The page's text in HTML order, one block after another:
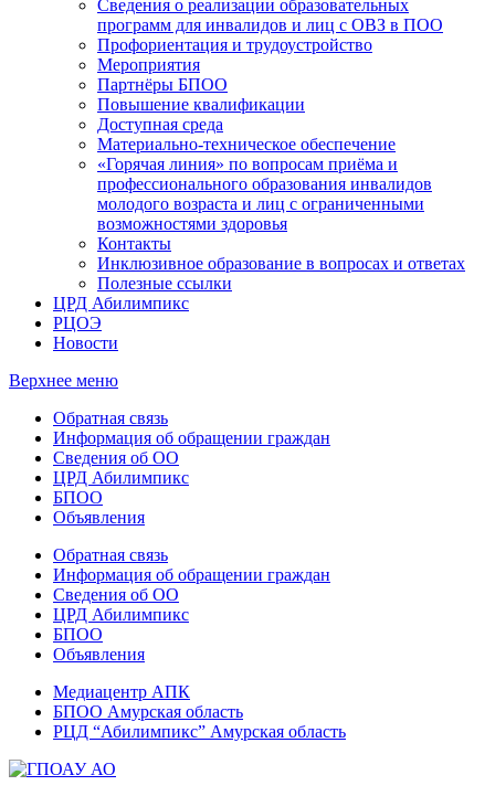
Сведения о реализации образовательных
программ для инвалидов и лиц с ОВЗ в ПОО
Профориентация и трудоустройство
Мероприятия
Партнёры БПОО
Повышение квалификации
Доступная среда
Материально-техническое обеспечение
«Горячая линия» по вопросам приёма и
профессионального образования инвалидов
молодого возраста и лиц с ограниченными
возможностями здоровья
Контакты
Инклюзивное образование в вопросах и ответах
Полезные ссылки
ЦРД Абилимпикс
РЦОЭ
Новости
Верхнее меню
Обратная связь
Информация об обращении граждан
Сведения об ОО
ЦРД Абилимпикс
БПОО
Объявления
Обратная связь
Информация об обращении граждан
Сведения об ОО
ЦРД Абилимпикс
БПОО
Объявления
Медиацентр АПК
БПОО Амурская область
РЦД “Абилимпикс” Амурская область